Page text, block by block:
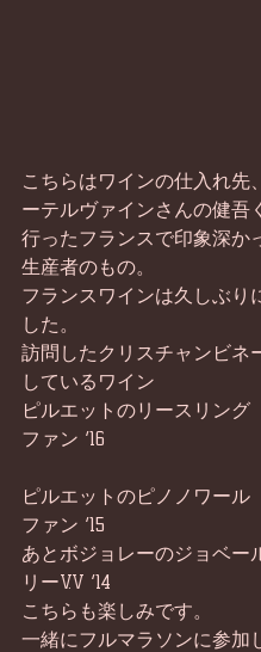
こちらはワインの仕入れ先
ーテルヴァインさんの健吾
行ったフランスで印象深か
生産者のもの。
フランスワインは久しぶり
した。
訪問したクリスチャンビネ
しているワイン
ピルエットのリースリング
ファン ‘16
ピルエットのピノノワール
ファン ’15
あとボジョレーのジョベー
リーV.V ‘14
こちらも楽しみです。
一緒にフルマラソンに参加